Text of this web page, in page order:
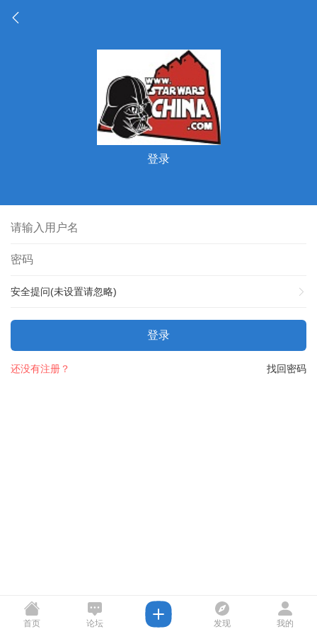
登录
安全提问(未设置请忽略)
登录
找回密码
还没有注册？
首页 论坛 发现 我的